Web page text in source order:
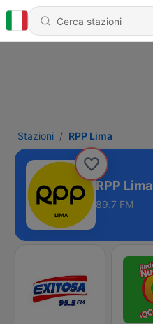
Stazioni RPP Lima
RPP Lima
89.7 FM